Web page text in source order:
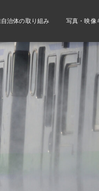
治体の取り組み 写真・映像